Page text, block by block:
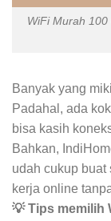
WiFi Murah
Banyak yang
Padahal, ada kok
bisa kasih
Bahkan,
udah cukup buat
kerja online
💡 Tips memilih